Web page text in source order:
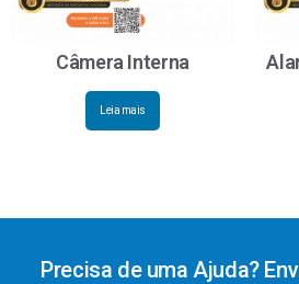
Câmera Interna
Leia mais
Precisa de uma Ajuda?